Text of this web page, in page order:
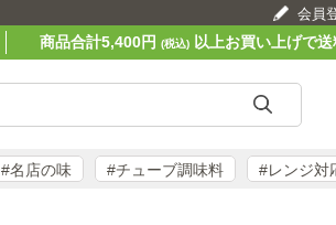
会員
商品合計5,400円 (税込)以上お買い上げで送
#名店の味 #チューブ調味料 #レンジ対